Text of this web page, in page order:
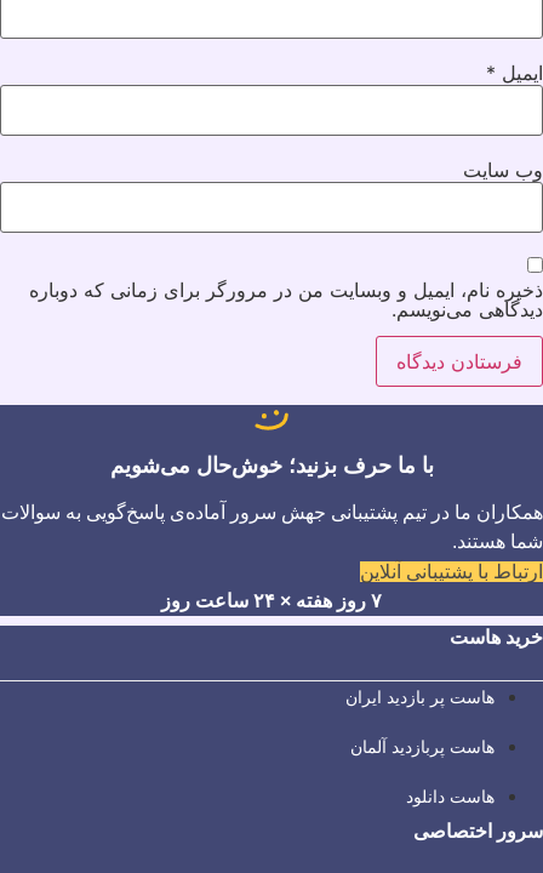
ایمیل *
وب‌ سایت
ذخیره نام، ایمیل و وبسایت من در مرورگر برای زمانی که دوباره
دیدگاهی می‌نویسم.
با ما حرف بزنید؛ خوش‌حال می‌شویم
همکاران ما در تیم پشتیبانی جهش سرور آماده‌ی پاسخ‌گویی به سوالات
شما هستند.
ارتباط با پشتیبانی آنلاین
۷ روز هفته × ۲۴ ساعت روز
خرید هاست
هاست پر بازدید ایران
هاست پربازدید آلمان
هاست دانلود
سرور اختصاصی